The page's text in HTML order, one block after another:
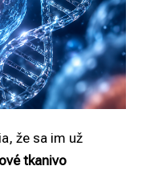
že sa im už
tkanivo